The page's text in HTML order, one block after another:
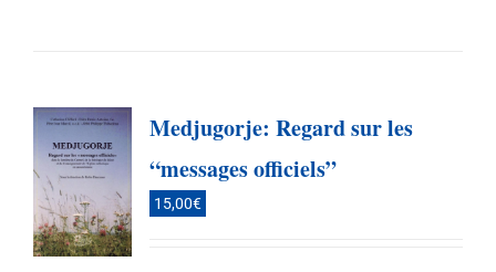
Medjugorje: Regard sur les
“messages officiels”
15,00€